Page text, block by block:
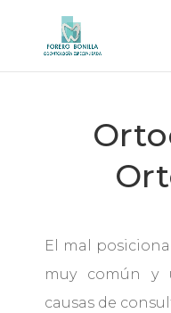
El mal
muy común y
causas de